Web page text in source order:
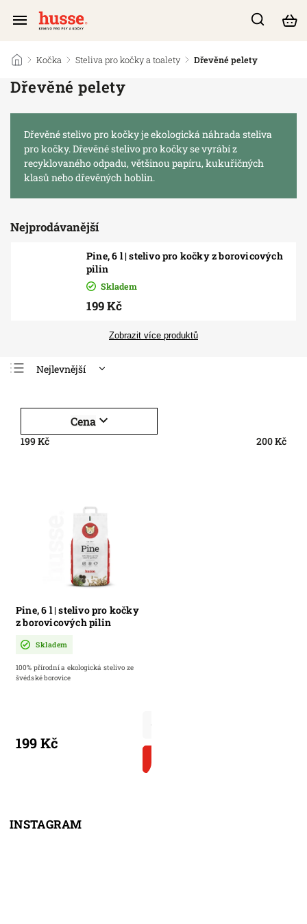
/ Kočka / Steliva pro kočky a toalety / Dřevěné pelety
Dřevěné pelety
Dřevěné stelivo pro kočky je ekologická náhrada steliva
pro kočky. Dřevěné stelivo pro kočky se vyrábí z
recyklovaného odpadu, většinou papíru, kukuřičných
klasů nebo dřevěných hoblin.
Nejprodávanější
Pine, 6 l | stelivo pro kočky z borovicových
pilin
Skladem
199 Kč
Zobrazit více produktů
Nejlevnější
Nejprodávanější
Abecedně
Cena
199Kč 200Kč
Pine, 6 l | stelivo pro kočky
z borovicových pilin
Skladem
199 Kč
100% přírodní a ekologická stelivo ze
švédské borovice
INSTAGRAM